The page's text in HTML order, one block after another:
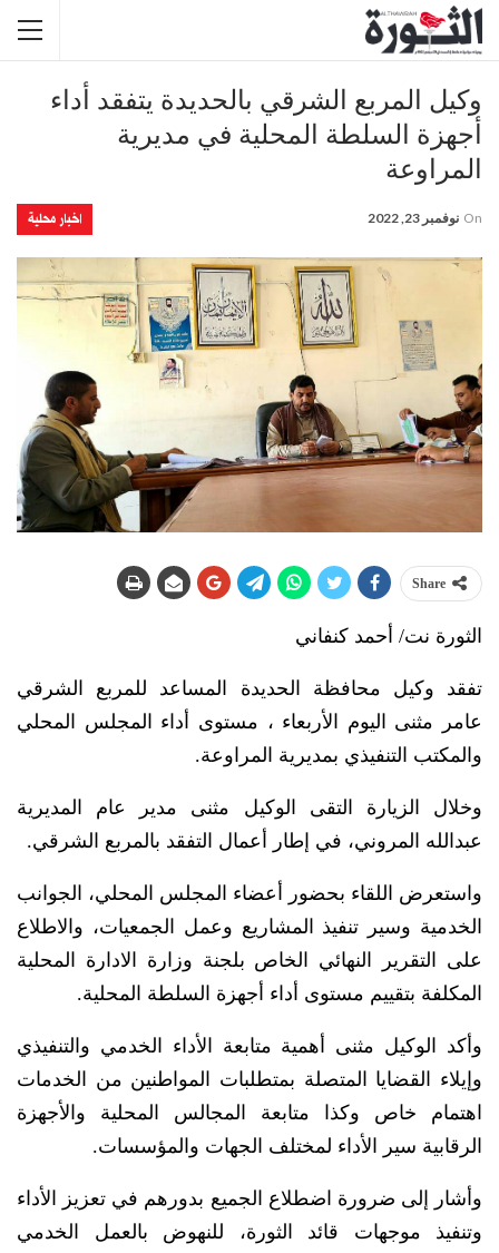
وكيل المربع الشرقي بالحديدة يتفقد أداء
أجهزة السلطة المحلية في مديرية
المراوعة
اخبار محلية On نوفمبر 23, 2022
Share
الثورة نت/ أحمد كنفاني
تفقد وكيل محافظة الحديدة المساعد للمربع الشرقي
عامر مثنى اليوم الأربعاء ، مستوى أداء المجلس المحلي
والمكتب التنفيذي بمديرية المراوعة.
وخلال الزيارة التقى الوكيل مثنى مدير عام المديرية
عبدالله المروني، في إطار أعمال التفقد بالمربع الشرقي.
واستعرض اللقاء بحضور أعضاء المجلس المحلي، الجوانب
الخدمية وسير تنفيذ المشاريع وعمل الجمعيات، والاطلاع
على التقرير النهائي الخاص بلجنة وزارة الادارة المحلية
المكلفة بتقييم مستوى أداء أجهزة السلطة المحلية.
وأكد الوكيل مثنى أهمية متابعة الأداء الخدمي والتنفيذي
وإيلاء القضايا المتصلة بمتطلبات المواطنين من الخدمات
اهتمام خاص وكذا متابعة المجالس المحلية والأجهزة
الرقابية سير الأداء لمختلف الجهات والمؤسسات.
وأشار إلى ضرورة اضطلاع الجميع بدورهم في تعزيز الأداء
وتنفيذ موجهات قائد الثورة، للنهوض بالعمل الخدمي